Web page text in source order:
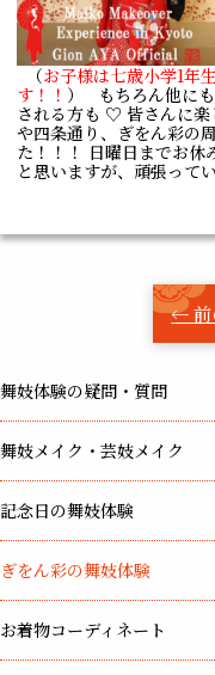
舞妓体験の疑問・質問
舞妓メイク・芸妓メイク
記念日の舞妓体験
ぎをん彩の舞妓体験
お着物コーディネート
（お子様は七歳小学1年
す！！ ） もちろん他に
される方も ♡ 皆さんに
や四条通り、ぎをん彩の
た！！！ 日曜日までお休
と思いますが、頑張って
← 前